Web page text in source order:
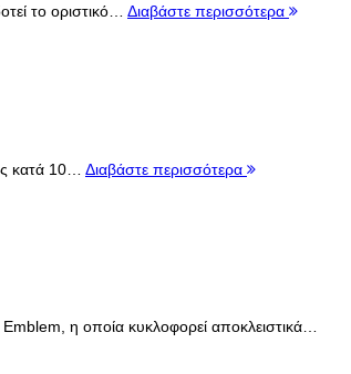
το οριστικό… Διαβάστε περισσότερα
κατά 10… Διαβάστε περισσότερα
η οποία κυκλοφορεί αποκλειστικά…